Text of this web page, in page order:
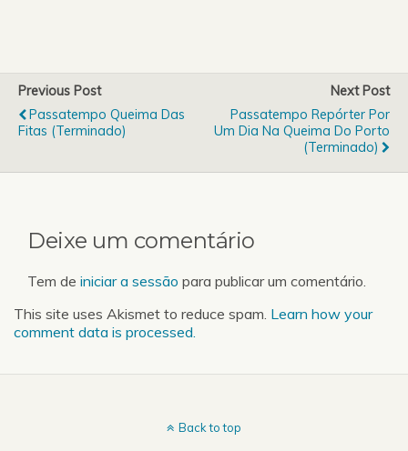
tens que enviar um e-mail
para
passatempos.er@aefeup.
pt com o teu nome…
Previous Post
Passatempo Queima Das
Fitas (Terminado)
Next Post
Passatempo Repórter Por
Um Dia Na Queima Do Porto
(Terminado)
Deixe um comentário
Tem de iniciar a sessão para publicar um comentário.
This site uses Akismet to reduce spam. Learn how your
comment data is processed.
Back to top